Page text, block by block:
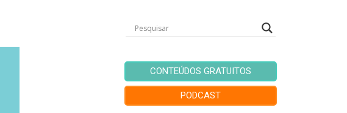
CONTEÚDOS GRATUITOS
PODCAST